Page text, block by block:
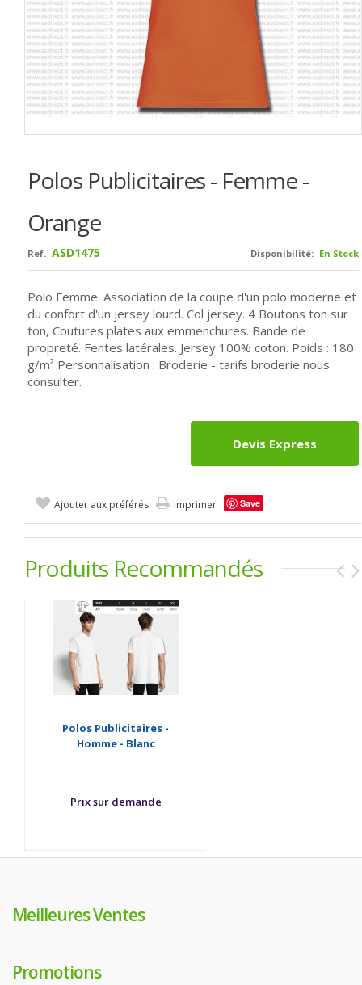
Polos Publicitaires - Femme -
Orange
Disponibilité: En Stock
Ref. ASD1475
Polo Femme. Association de la coupe d'un polo moderne et
du confort d'un jersey lourd. Col jersey. 4 Boutons ton sur
ton, Coutures plates aux emmenchures. Bande de
propreté. Fentes latérales. Jersey 100% coton. Poids : 180
g/m² Personnalisation : Broderie - tarifs broderie nous
consulter.
Devis Express
Ajouter aux préférés Imprimer Save
Produits Recommandés
Polos Publicitaires -
Homme - Blanc
Prix sur demande
Meilleures Ventes
Promotions